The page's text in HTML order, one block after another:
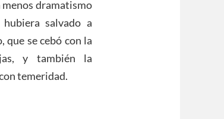
menos dramatismo
salvado a
se cebó con la
y también la
temeridad.